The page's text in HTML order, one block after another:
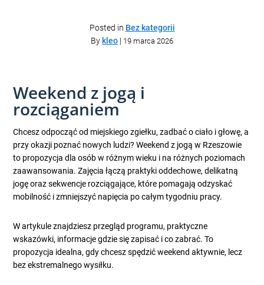
Posted in Bez kategorii
By kleo | 19 marca 2026
Weekend z jogą i
rozciąganiem
Chcesz odpocząć od miejskiego zgiełku, zadbać o ciało i głowę, a
przy okazji poznać nowych ludzi? Weekend z jogą w Rzeszowie
to propozycja dla osób w różnym wieku i na różnych poziomach
zaawansowania. Zajęcia łączą praktyki oddechowe, delikatną
jogę oraz sekwencje rozciągające, które pomagają odzyskać
mobilność i zmniejszyć napięcia po całym tygodniu pracy.
W artykule znajdziesz przegląd programu, praktyczne
wskazówki, informacje gdzie się zapisać i co zabrać. To
propozycja idealna, gdy chcesz spędzić weekend aktywnie, lecz
bez ekstremalnego wysiłku.